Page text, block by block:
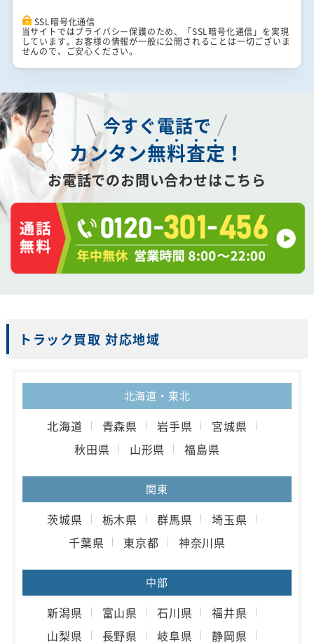
SSL暗号化通信
当サイトではプライバシー保護のため、「SSL暗号化通信」を実現
しています。お客様の情報が一般に公開されることは一切ございま
せんので、ご安心ください。
今すぐ電話で
カンタン無料査定 ！
お電話でのお問い合わせはこちら
トラック買取 対応地域
北海道・東北
北海道 青森県 岩手県
宮城県
秋田県
山形県 福島県
関東
茨城県 栃木県 群馬県
埼玉県
千葉県
東京都 神奈川県
中部
新潟県 富山県 石川県
福井県
山梨県
長野県 岐阜県
静岡県